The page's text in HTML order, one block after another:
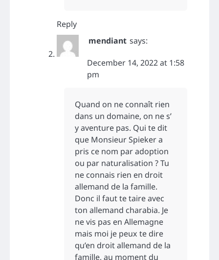
Reply
mendiant says:
December 14, 2022 at 1:58
pm
Quand on ne connaît rien
dans un domaine, on ne s’
y aventure pas. Qui te dit
que Monsieur Spieker a
pris ce nom par adoption
ou par naturalisation ? Tu
ne connais rien en droit
allemand de la famille.
Donc il faut te taire avec
ton allemand charabia. Je
ne vis pas en Allemagne
mais moi je peux te dire
qu’en droit allemand de la
famille, au moment du